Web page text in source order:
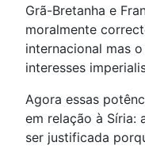
Grã-Bretanha e
moralmente
internacional mas
interesses
Agora essas
em relação à Síria:
ser justificada